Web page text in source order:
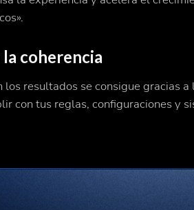
coherencia
los resultados se consigue gracias
con tus reglas, configuraciones y